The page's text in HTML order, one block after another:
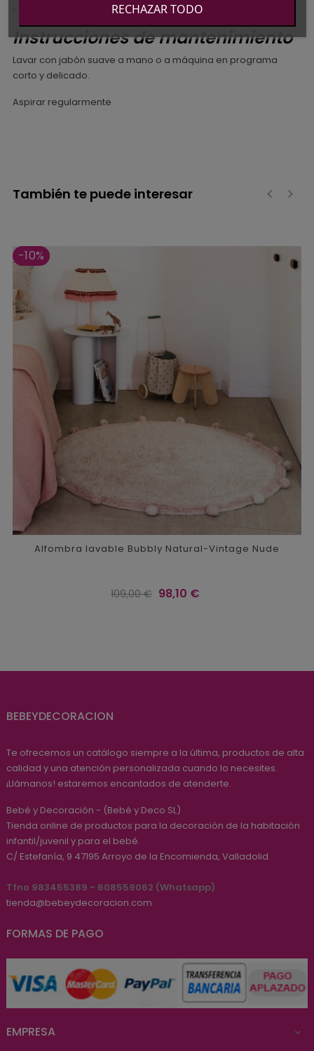
Instrucciones de mantenimiento
Lavar con jabón suave a mano o a máquina en programa
corto y delicado.
Aspirar regularmente
También te puede interesar
-10%
Alfombra lavable Bubbly Natural-Vintage Nude
Precio
109,00 € Precio
98,10 €
BEBEYDECORACION
Te ofrecemos un catálogo siempre a la última, productos de alta
calidad y una atención personalizada cuando lo necesites.
¡Llámanos! estaremos encantados de atenderte.
Bebé y Decoración - (Bebé y Deco SL)
Tienda online de productos para la decoración de la habitación
infantil/juvenil y para el bebé.
C/ Estefanía, 9 47195 Arroyo de la Encomienda, Valladolid
Tfno 983455389 - 608559062 (Whatsapp)
tienda@bebeydecoracion.com
FORMAS DE PAGO
EMPRESA 
RECHAZAR TODO